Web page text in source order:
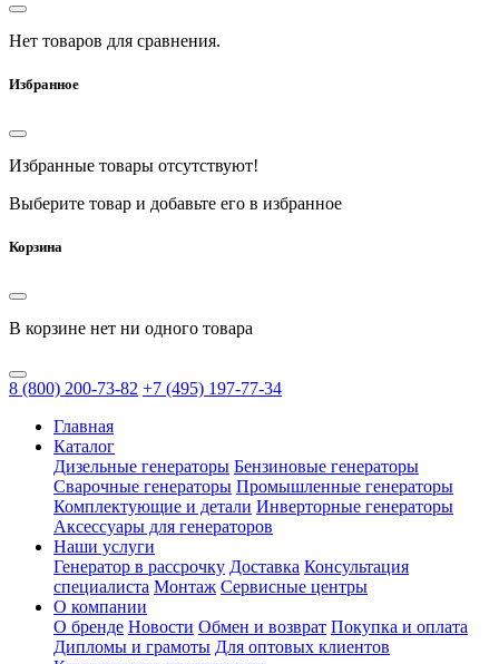
Нет товаров для сравнения.
Избранное
Избранные товары отсутствуют!
Выберите товар и добавьте его в избранное
Корзина
В корзине нет ни одного товара
8 (800) 200-73-82 +7 (495) 197-77-34
Главная
Каталог
Дизельные генераторы Бензиновые генераторы
Сварочные генераторы Промышленные генераторы
Комплектующие и детали Инверторные генераторы
Аксессуары для генераторов
Наши услуги
Генератор в рассрочку Доставка Консультация
специалиста Монтаж Сервисные центры
О компании
О бренде Новости Обмен и возврат Покупка и оплата
Дипломы и грамоты Для оптовых клиентов